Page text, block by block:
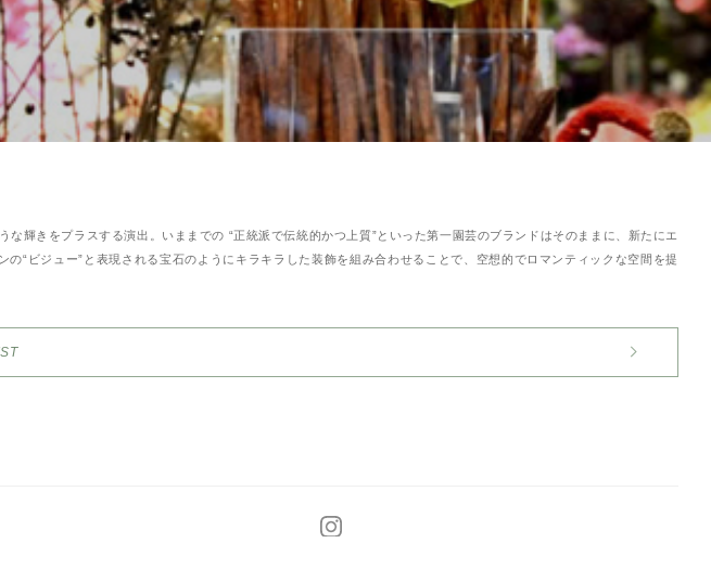
輝きをプラスする演出。いままでの “正統派で伝統的かつ上質”といった第一園芸のブランドはそのままに、新たにエ
“ビジュー”と表現される宝石のようにキラキラした装飾を組み合わせることで、空想的でロマンティックな空間を提